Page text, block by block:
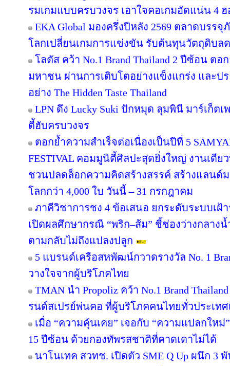
รมเกมแบบครบวงจร เอาใจคอเกมอัดแน่น 4
EKA Global มองครึ่งปีหลัง 2569 ตลาดบร
โลกเปลี่ยนเกมการแข่งขัน รับต้นทุนวัตถุดิบล
โลตัส คว้า No.1 Brand Thailand 2 ปีซ้อน ต
มหาชน ผ่านการเติบโตอย่างแข็งแกร่ง และ
อย่าง The Hidden Taste Thailand
LPN ดึง Lucky Suki ปักหมุด ลุมพินี มาร์เก็ต
ตี้ฮับครบวงจร
ตอกย้ำความสำเร็จต่อเนื่องเป็นปีที่ 5
FESTIVAL คอมมูนิตี้ศิลปะสุดยิ่งใหญ่ งานเดี
ชวนปลดล็อกความคิดสร้างสรรค์ สร้างแลนด์
โลกกว่า 4,000 ใบ วันนี้ – 31 กรกฎาคม
ภาคีวิชาการชง 4 ข้อเสนอ ยกระดับระบบเฝ้
เปิดผลศึกษากรณี “พริก–ส้ม” ชี้ช่องว่างกลาง
ตามกลับไม่ถึงแปลงปลูก
5 แบรนด์เครือสหพัฒน์กวาดรางวัล No. 1
วางใจจากผู้บริโภคไทย
TMAN นำ Propoliz คว้า No.1 Brand
รนด์สเปรย์พ่นคอ ที่ผู้บริโภคคนไทยทั่วประเทศ
เมื่อ “ความคุ้นเคย” เจอกับ “ความแปลกใหม่
15 ปีซ้อน ด้วยกองทัพรสชาติที่คาดเดาไม่ได้
นาโนเทค สวทช. เปิดตัว SME Q Up ผนึก